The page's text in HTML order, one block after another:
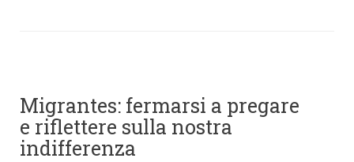
Migrantes: fermarsi a pregare
e riflettere sulla nostra
indifferenza